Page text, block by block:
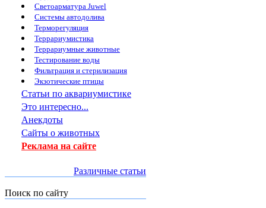
Светоарматура Juwel
Системы автодолива
Терморегуляция
Террариумистика
Террариумные животные
Тестирование воды
Фильтрация и стерилизация
Экзотические птицы
Статьи по аквариумистике
Это интересно...
Анекдоты
Сайты о животных
Реклама на сайте
Различные статьи
Поиск по сайту